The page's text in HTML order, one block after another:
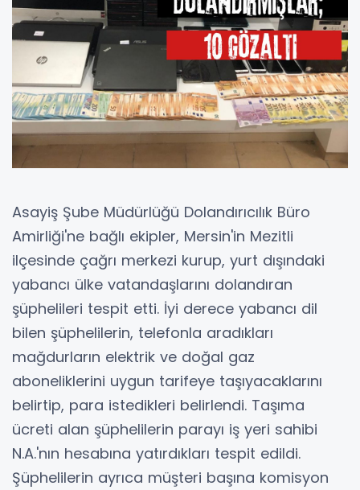
Asayiş Şube Müdürlüğü Dolandırıcılık Büro
Amirliği'ne bağlı ekipler, Mersin'in Mezitli
ilçesinde çağrı merkezi kurup, yurt dışındaki
yabancı ülke vatandaşlarını dolandıran
şüphelileri tespit etti. İyi derece yabancı dil
bilen şüphelilerin, telefonla aradıkları
mağdurların elektrik ve doğal gaz
aboneliklerini uygun tarifeye taşıyacaklarını
belirtip, para istedikleri belirlendi. Taşıma
ücreti alan şüphelilerin parayı iş yeri sahibi
N.A.'nın hesabına yatırdıkları tespit edildi.
Şüphelilerin ayrıca müşteri başına komisyon